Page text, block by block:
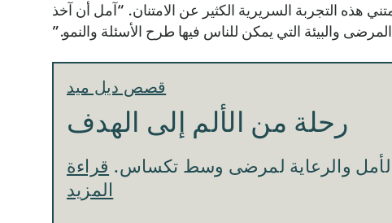
هذه التجربة السريرية الكثير عن الامتنان. “آمل أن آخذ
والبيئة التي يمكن للناس فيها طرح الأسئلة والنمو.”
قصص ديل ميد
رحلة من الألم إلى الهدف
الأمل والرعاية لمرضى وسط تكساس. قراءة
المزيد